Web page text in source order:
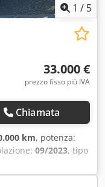
1 / 5
33.000 €
prezzo fisso più IVA
Chiamata
km, potenza:
09/2023, tipo
assi:
meccanico,